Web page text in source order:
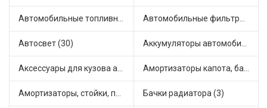
Автомобильные топливные насосы (33) Автомобильные фильтры (1)
Автосвет (30) Аккумуляторы автомобильные (1)
Аксессуары для кузова автомобиля (2) Амортизаторы капота, багажника (6)
Амортизаторы, стойки, подушки стоек (49) Бачки радиатора (3)